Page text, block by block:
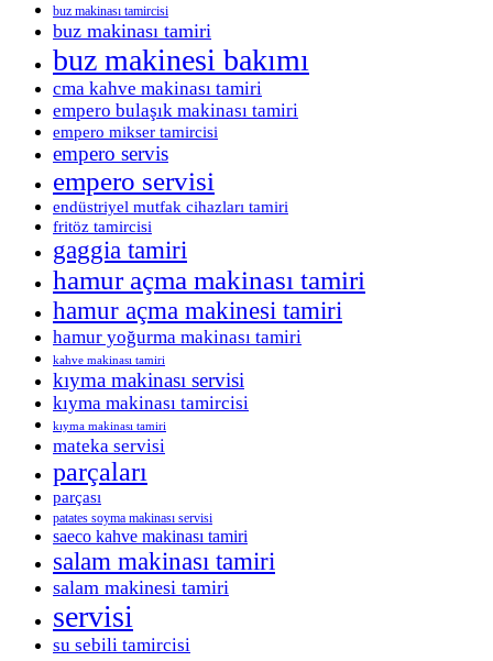
buz makinası tamircisi
buz makinası tamiri
buz makinesi bakımı
cma kahve makinası tamiri
empero bulaşık makinası tamiri
empero mikser tamircisi
empero servis
empero servisi
endüstriyel mutfak cihazları tamiri
fritöz tamircisi
gaggia tamiri
hamur açma makinası tamiri
hamur açma makinesi tamiri
hamur yoğurma makinası tamiri
kahve makinası tamiri
kıyma makinası servisi
kıyma makinası tamircisi
kıyma makinası tamiri
mateka servisi
parçaları
parçası
patates soyma makinası servisi
saeco kahve makinası tamiri
salam makinası tamiri
salam makinesi tamiri
servisi
su sebili tamircisi